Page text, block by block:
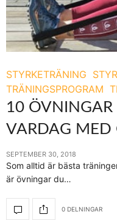
STYRKETRÄNING
TRÄNINGSPROGRAM
10 ÖVNINGAR
VARDAG
SEPTEMBER 30, 2018
Som alltid är bästa
är övningar du…
0 DELNINGAR